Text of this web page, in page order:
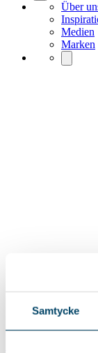
Samtycke
Über
Medien
Marken